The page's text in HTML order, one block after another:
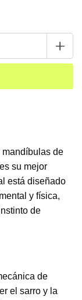
+
mandíbulas de
es su mejor
está diseñado
y física,
de
de
el sarro y la